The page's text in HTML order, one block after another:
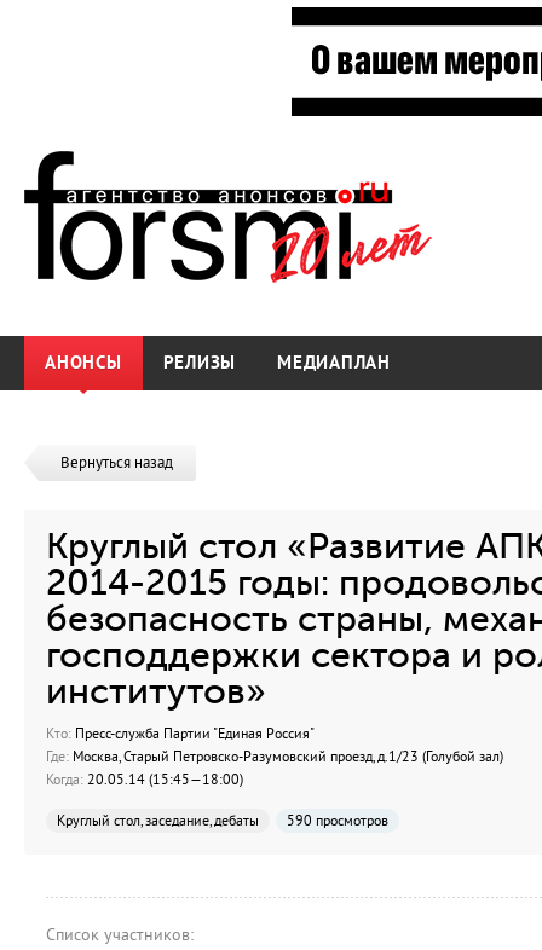
АНОНСЫ РЕЛИЗЫ МЕДИАПЛАН
Вернуться назад
Круглый стол «Развитие
2014-2015 годы:
безопасность страны,
господдержки сектора и
институтов»
Кто: Пресс-служба Партии "Единая Россия"
Где: Москва, Старый Петровско-Разумовский проезд, д.1/23 (Голубой зал)
Когда: 20.05.14 (15:45—18:00)
Круглый стол, заседание, дебаты 590 просмотров
Список участников: